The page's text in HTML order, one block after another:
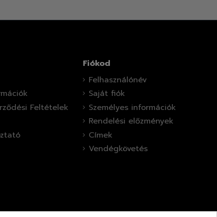
Feltételek
Fiókod
Felhasználónév
Saját fiók
Személyes információk
Rendelési előzmények
Címek
Vendégkövetés